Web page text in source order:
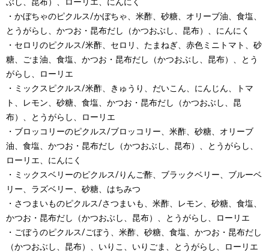
・かぼちゃのピクルス/かぼちゃ、米酢、砂糖、オリーブ油、食塩、
とうがらし、かつお・昆布だし（かつおぶし、昆布）、にんにく
・セロリのピクルス/米酢、セロリ、たまねぎ、赤色ミニトマト、砂
糖、ごま油、食塩、かつお・昆布だし（かつおぶし、昆布）、とう
がらし、ローリエ
・ミックスピクルス/米酢、きゅうり、だいこん、にんじん、トマ
ト、レモン、砂糖、食塩、かつお・昆布だし（かつおぶし、昆
布）、とうがらし、ローリエ
・ブロッコリーのピクルス/ブロッコリー、米酢、砂糖、オリーブ
油、食塩、かつお・昆布だし（かつおぶし、昆布）、とうがらし、
ローリエ、にんにく
・ミックスベリーのピクルス/りんご酢、ブラックベリー、ブルーベ
リー、ラズベリー、砂糖、はちみつ
・さつまいものピクルス/さつまいも、米酢、レモン、砂糖、食塩、
かつお・昆布だし（かつおぶし、昆布）、とうがらし、ローリエ
・ごぼうのピクルス/ごぼう、米酢、砂糖、食塩、かつお・昆布だし
（かつおぶし、昆布）、いりこ、いりごま、とうがらし、ローリエ